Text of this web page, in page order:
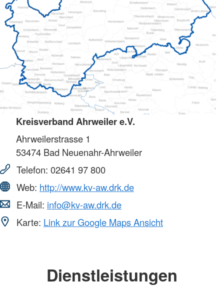
Kreisverband Ahrweiler e.V.
Ahrweilerstrasse 1
53474 Bad Neuenahr-Ahrweiler
Telefon: 02641 97 800
Web: http://www.kv-aw.drk.de
E-Mail: info@kv-aw.drk.de
Karte: Link zur Google Maps Ansicht
Dienstleistungen